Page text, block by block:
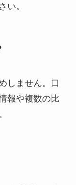
い。
しません。口
報や複数の比